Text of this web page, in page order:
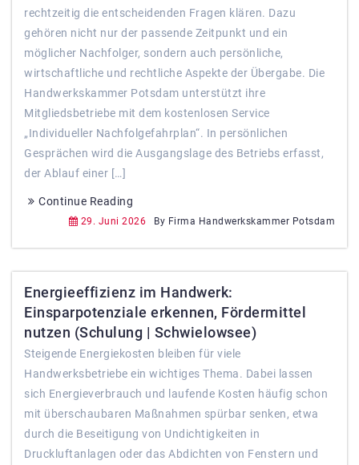
rechtzeitig die entscheidenden Fragen klären. Dazu
gehören nicht nur der passende Zeitpunkt und ein
möglicher Nachfolger, sondern auch persönliche,
wirtschaftliche und rechtliche Aspekte der Übergabe. Die
Handwerkskammer Potsdam unterstützt ihre
Mitgliedsbetriebe mit dem kostenlosen Service
„Individueller Nachfolgefahrplan“. In persönlichen
Gesprächen wird die Ausgangslage des Betriebs erfasst,
der Ablauf einer […]
Continue Reading
29. Juni 2026 By Firma Handwerkskammer Potsdam
Energieeffizienz im Handwerk:
Einsparpotenziale erkennen, Fördermittel
nutzen (Schulung | Schwielowsee)
Steigende Energiekosten bleiben für viele
Handwerksbetriebe ein wichtiges Thema. Dabei lassen
sich Energieverbrauch und laufende Kosten häufig schon
mit überschaubaren Maßnahmen spürbar senken, etwa
durch die Beseitigung von Undichtigkeiten in
Druckluftanlagen oder das Abdichten von Fenstern und